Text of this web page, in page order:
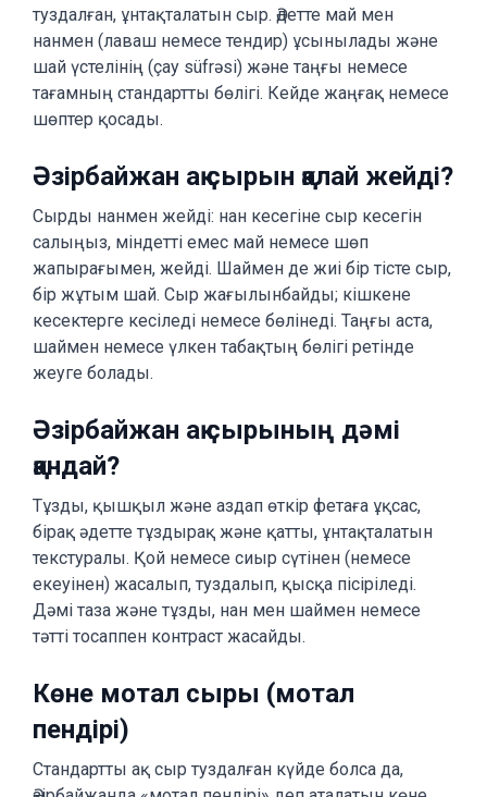
туздалған, ұнтақталатын сыр. Әдетте май мен
нанмен (лаваш немесе тендир) ұсынылады және
шай үстелінің (çay süfrəsi) және таңғы немесе
тағамның стандартты бөлігі. Кейде жаңғақ немесе
шөптер қосады.
Әзірбайжан ақ сырын қалай жейді?
Сырды нанмен жейді: нан кесегіне сыр кесегін
салыңыз, міндетті емес май немесе шөп
жапырағымен, жейді. Шаймен де жиі бір тісте сыр,
бір жұтым шай. Сыр жағылынбайды; кішкене
кесектерге кесіледі немесе бөлінеді. Таңғы аста,
шаймен немесе үлкен табақтың бөлігі ретінде
жеуге болады.
Әзірбайжан ақ сырының дәмі
қандай?
Тұзды, қышқыл және аздап өткір фетаға ұқсас,
бірақ әдетте тұздырақ және қатты, ұнтақталатын
текстуралы. Қой немесе сиыр сүтінен (немесе
екеуінен) жасалып, туздалып, қысқа пісіріледі.
Дәмі таза және тұзды, нан мен шаймен немесе
тәтті тосаппен контраст жасайды.
Көне мотал сыры (мотал
пендірі)
Стандартты ақ сыр туздалған күйде болса да,